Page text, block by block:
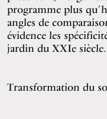
programme plus
angles de
évidence les
jardin du XXIe siècle.
Transformation du